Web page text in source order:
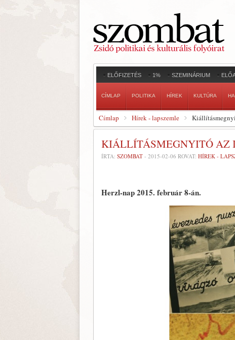
ELŐFIZETÉS 1% SZEMINÁRIUM
CÍMLAP POLITIKA HÍREK KULTÚRA
Címlap Hírek - lapszemle
KIÁLLÍTÁSMEGNYITÓ AZ
ÍRTA: SZOMBAT - 2015-02-06 ROVAT: HÍREK -
Herzl-nap 2015. február 8-án.